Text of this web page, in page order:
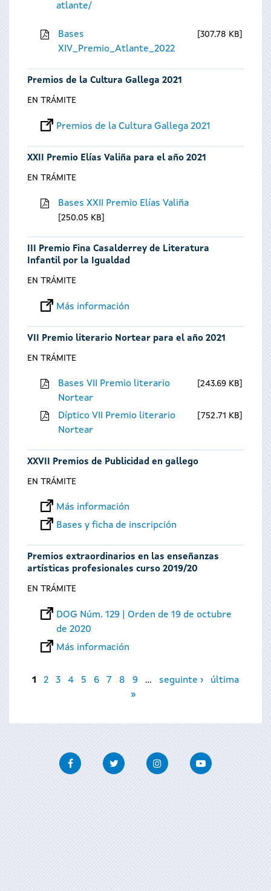
atlante/
Bases
XIV_Premio_Atlante_2022
307.78 KB
Premios de la Cultura Gallega 2021
EN TRÁMITE
Premios de la Cultura Gallega 2021
XXII Premio Elías Valiña para el año 2021
EN TRÁMITE
Bases XXII Premio Elías Valiña
250.05 KB
III Premio Fina Casalderrey de Literatura
Infantil por la Igualdad
EN TRÁMITE
Más información
VII Premio literario Nortear para el año 2021
EN TRÁMITE
Bases VII Premio literario
Nortear
243.69 KB
Díptico VII Premio literario
Nortear
752.71 KB
XXVII Premios de Publicidad en gallego
EN TRÁMITE
Más información
Bases y ficha de inscripción
Premios extraordinarios en las enseñanzas
artísticas profesionales curso 2019/20
EN TRÁMITE
DOG Núm. 129 | Orden de 19 de octubre
de 2020
Más información
Páginas
1 2 3 4 5 6 7 8 9 … seguinte ›
última
»
FacebookTwitter InstagramYoutube